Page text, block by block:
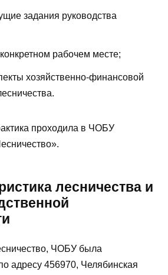
задания руководства
рабочем месте;
хозяйственно-финансовой
проходила в ЧОБУ
лесничества и
ЧОБУ была
адресу 456970, Челябинская